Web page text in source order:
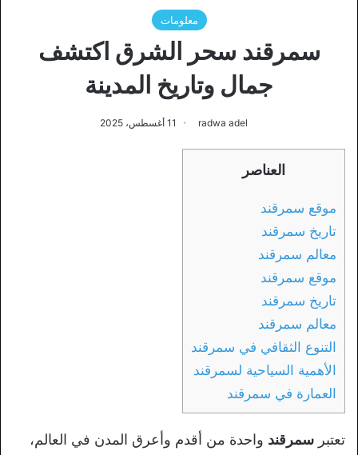
معلومات
سمرقند سحر الشرق اكتشف
جمال وتاريخ المدينة
radwa adel 11 أغسطس، 2025
العناصر
موقع سمرقند
تاريخ سمرقند
معالم سمرقند
موقع سمرقند
تاريخ سمرقند
معالم سمرقند
التنوع الثقافي في سمرقند
الأهمية السياحية لسمرقند
العمارة في سمرقند
تعتبر سمرقند واحدة من أقدم وأعرق المدن في العالم،